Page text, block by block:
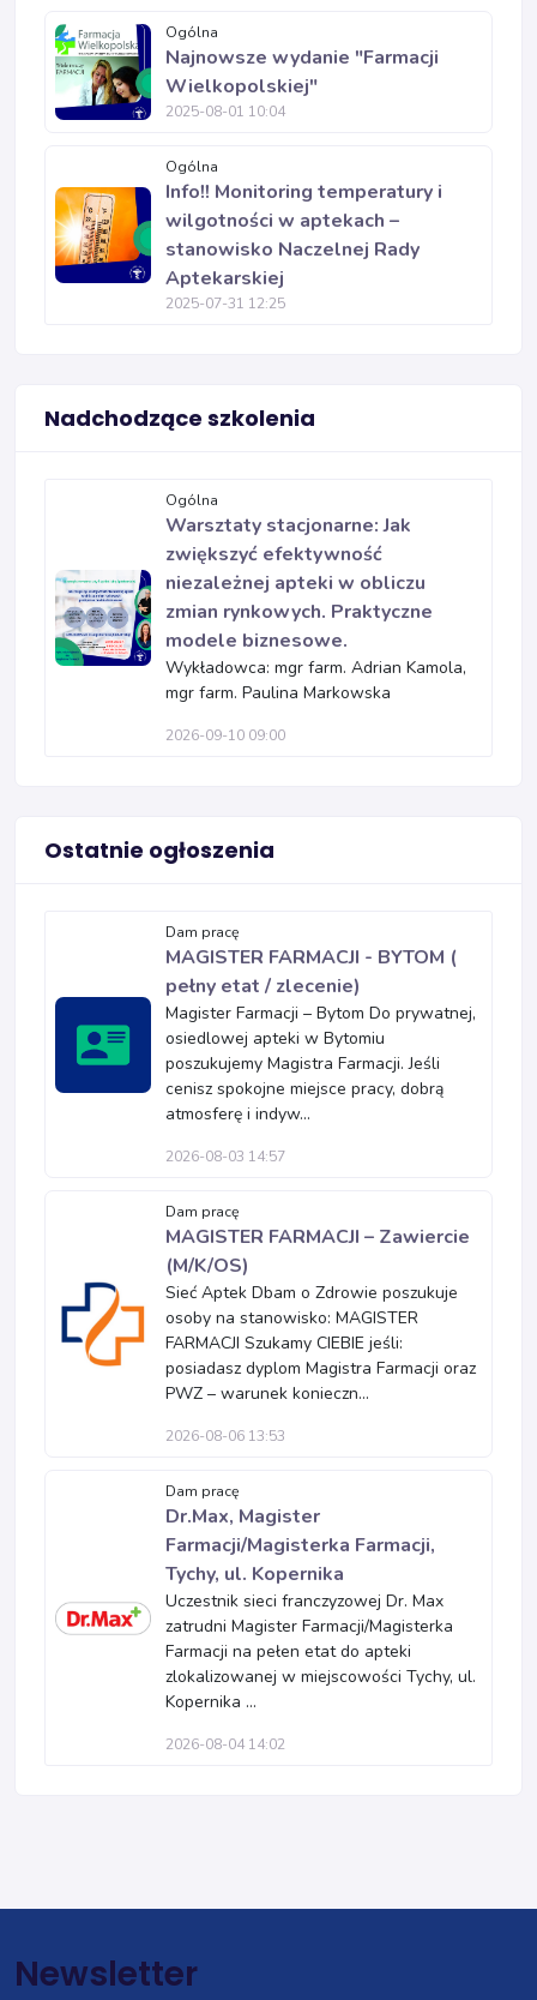
Ogólna
Najnowsze wydanie "Farmacji
Wielkopolskiej"
2025-08-01 10:04
Ogólna
Info!! Monitoring temperatury i
wilgotności w aptekach –
stanowisko Naczelnej Rady
Aptekarskiej
2025-07-31 12:25
Nadchodzące szkolenia
Ogólna
Warsztaty stacjonarne: Jak
zwiększyć efektywność
niezależnej apteki w obliczu
zmian rynkowych. Praktyczne
modele biznesowe.
Wykładowca: mgr farm. Adrian Kamola,
mgr farm. Paulina Markowska
2026-09-10 09:00
Ostatnie ogłoszenia
Dam pracę
MAGISTER FARMACJI - BYTOM (
pełny etat / zlecenie)
Magister Farmacji – Bytom Do prywatnej,
osiedlowej apteki w Bytomiu
poszukujemy Magistra Farmacji. Jeśli
cenisz spokojne miejsce pracy, dobrą
atmosferę i indyw...
2026-08-03 14:57
Dam pracę
MAGISTER FARMACJI – Zawiercie
(M/K/OS)
Sieć Aptek Dbam o Zdrowie poszukuje
osoby na stanowisko: MAGISTER
FARMACJI Szukamy CIEBIE jeśli:
posiadasz dyplom Magistra Farmacji oraz
PWZ – warunek konieczn...
2026-08-06 13:53
Dam pracę
Dr.Max, Magister
Farmacji/Magisterka Farmacji,
Tychy, ul. Kopernika
Uczestnik sieci franczyzowej Dr. Max
zatrudni Magister Farmacji/Magisterka
Farmacji na pełen etat do apteki
zlokalizowanej w miejscowości Tychy, ul.
Kopernika ...
2026-08-04 14:02
Newsletter